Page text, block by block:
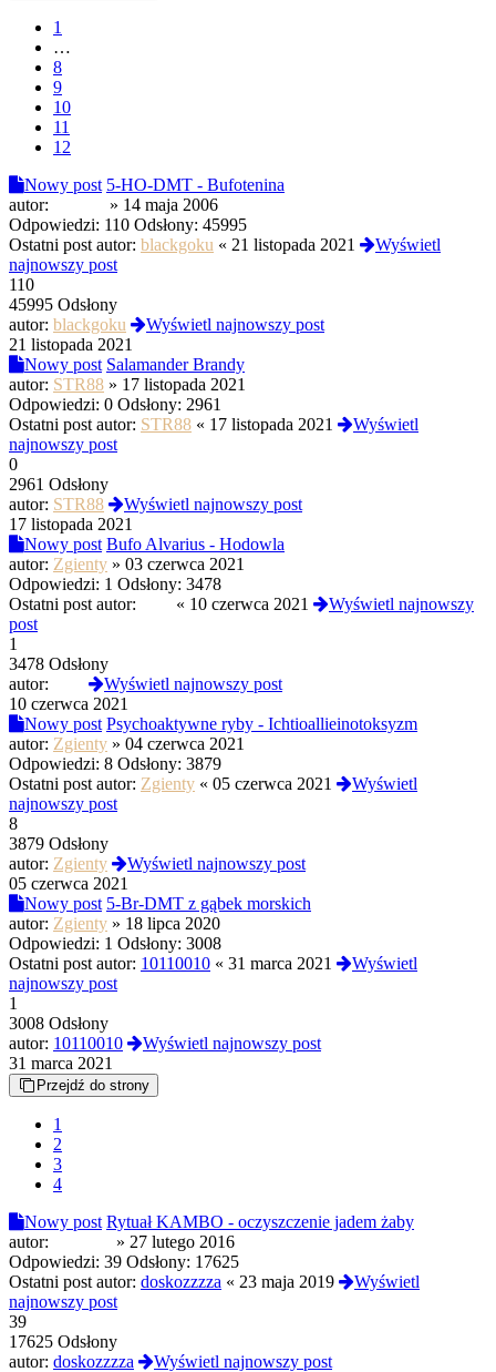
1
…
8
9
10
11
12
Nowy post 5-HO-DMT - Bufotenina
autor:
» 14 maja 2006
Odpowiedzi: 110 Odsłony: 45995
Ostatni post autor: blackgoku « 21 listopada 2021
Wyświetl
najnowszy post
110
45995 Odsłony
autor: blackgoku
Wyświetl najnowszy post
21 listopada 2021
Nowy post Salamander Brandy
autor: STR88 » 17 listopada 2021
Odpowiedzi: 0 Odsłony: 2961
Ostatni post autor: STR88 « 17 listopada 2021
Wyświetl
najnowszy post
0
2961 Odsłony
autor: STR88
Wyświetl najnowszy post
17 listopada 2021
Nowy post Bufo Alvarius - Hodowla
autor: Zgienty » 03 czerwca 2021
Odpowiedzi: 1 Odsłony: 3478
Ostatni post autor:
« 10 czerwca 2021
Wyświetl najnowszy
post
1
3478 Odsłony
autor:
Wyświetl najnowszy post
10 czerwca 2021
Nowy post Psychoaktywne ryby - Ichtioallieinotoksyzm
autor: Zgienty » 04 czerwca 2021
Odpowiedzi: 8 Odsłony: 3879
Ostatni post autor: Zgienty « 05 czerwca 2021
Wyświetl
najnowszy post
8
3879 Odsłony
autor: Zgienty
Wyświetl najnowszy post
05 czerwca 2021
Nowy post 5-Br-DMT z gąbek morskich
autor: Zgienty » 18 lipca 2020
Odpowiedzi: 1 Odsłony: 3008
Ostatni post autor: 10110010 « 31 marca 2021
Wyświetl
najnowszy post
1
3008 Odsłony
autor: 10110010
Wyświetl najnowszy post
31 marca 2021
Przejdź do strony
1
2
3
4
Nowy post Rytuał KAMBO - oczyszczenie jadem żaby
autor:
» 27 lutego 2016
Odpowiedzi: 39 Odsłony: 17625
Ostatni post autor: doskozzzza « 23 maja 2019
Wyświetl
najnowszy post
39
17625 Odsłony
autor: doskozzzza
Wyświetl najnowszy post